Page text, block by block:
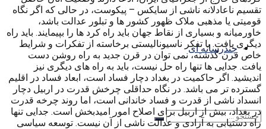
چندرسانه ای
تقسیم ناعادلانه ناشی از سایکس – پیکوست، در حالی که اگر نگاه
قومیتی یا مذهبی ملاک ظهور کشور ها و تبلور عدالت باشد،
خاورمیانه و بسیاری از نقاط جهان باید راه کرد ها را بپیمایند. باید راه
دیگری یافت. با تفکر ناسیونالیستی برخاسته از تفکرات و شرایط
خاص قرن گذشته، نمی توان در قرن جدید به راه روشن دست
یافت. جدایی ها تنها راه حل نیست، باید به راه های دیگری نیز
اندیشید. اگر حاکمیت در بغداد دچار فساد است، ابعاد فساد در اقلیم
گسترده تر می باشد. در نگاه حداقلی چرخش قدرت در اربیل دچار
انسداد ناشی از قدرت و فساد خاندانی است، اما روند چرخه قدرت
در بغداد، بیش از اربیل برای اصلاح امور امیدبخش است. جدایی تنها
راه دستیابی به آزادی و عدالت ناشی از آن نیست. توسعه سیاسی